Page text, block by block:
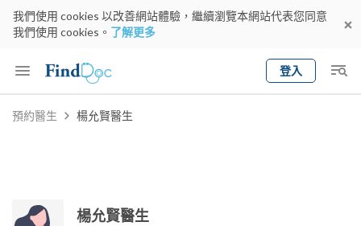
我們使用 cookies 以改善網站體驗，繼續瀏覽本網站代表您同意
我們使用 cookies。 了解更多
登入
Keyword
預約醫生 楊允賢醫生
楊允賢醫生